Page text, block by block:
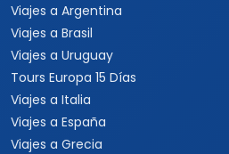
Viajes a Argentina
Viajes a Brasil
Viajes a Uruguay
Tours Europa 15 Días
Viajes a Italia
Viajes a España
Viajes a Grecia